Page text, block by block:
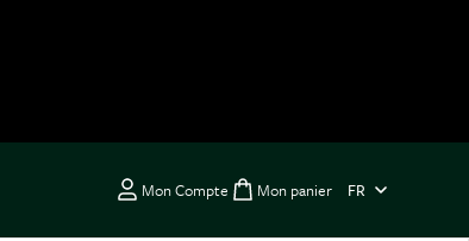
Mon Compte Toggle minicart,
Mon panier FR